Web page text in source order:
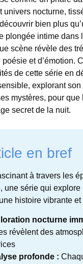
univers nocturne,
bien plus
plongée intime dans
scène révèle des
et d’émotion.
de cette série en
explorant son
mystères, pour que
secret de la nuit.
en bref
à travers les
une série qui explore
histoire vibrante et
nocturne
révèlent des
profonde :